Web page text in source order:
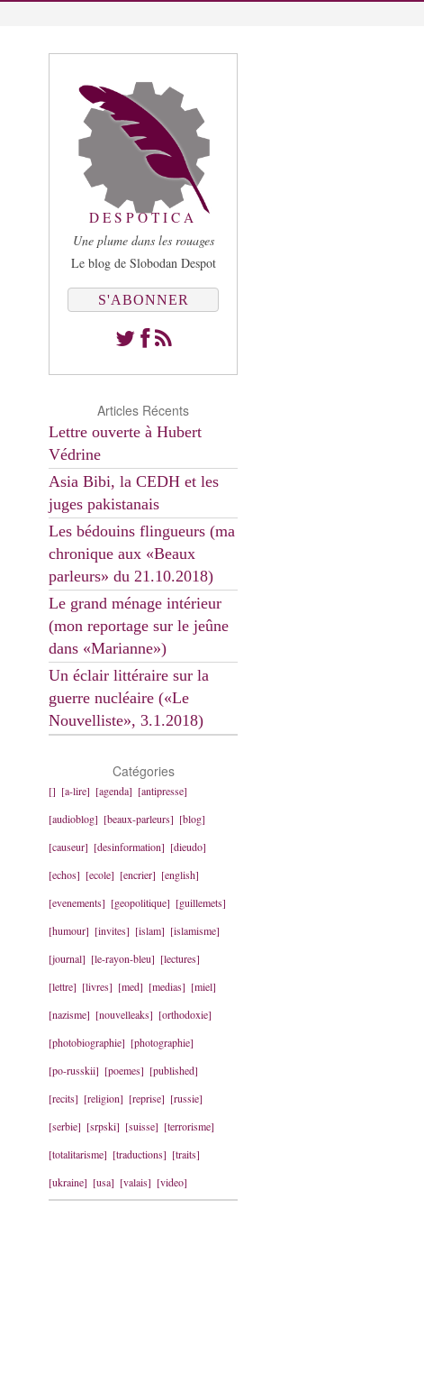
DESPOTICA
Une plume dans les rouages
Le blog de Slobodan Despot
S'ABONNER
Articles Récents
Lettre ouverte à Hubert
Védrine
Asia Bibi, la CEDH et les
juges pakistanais
Les bédouins flingueurs (ma
chronique aux «Beaux
parleurs» du 21.10.2018)
Le grand ménage intérieur
(mon reportage sur le jeûne
dans «Marianne»)
Un éclair littéraire sur la
guerre nucléaire («Le
Nouvelliste», 3.1.2018)
Catégories
[] [a-lire] [agenda] [antipresse]
[audioblog] [beaux-parleurs] [blog]
[causeur] [desinformation] [dieudo]
[echos] [ecole] [encrier] [english]
[evenements] [geopolitique] [guillemets]
[humour] [invites] [islam] [islamisme]
[journal] [le-rayon-bleu] [lectures]
[lettre] [livres] [med] [medias] [miel]
[nazisme] [nouvelleaks] [orthodoxie]
[photobiographie] [photographie]
[po-russkii] [poemes] [published]
[recits] [religion] [reprise] [russie]
[serbie] [srpski] [suisse] [terrorisme]
[totalitarisme] [traductions] [traits]
[ukraine] [usa] [valais] [video]